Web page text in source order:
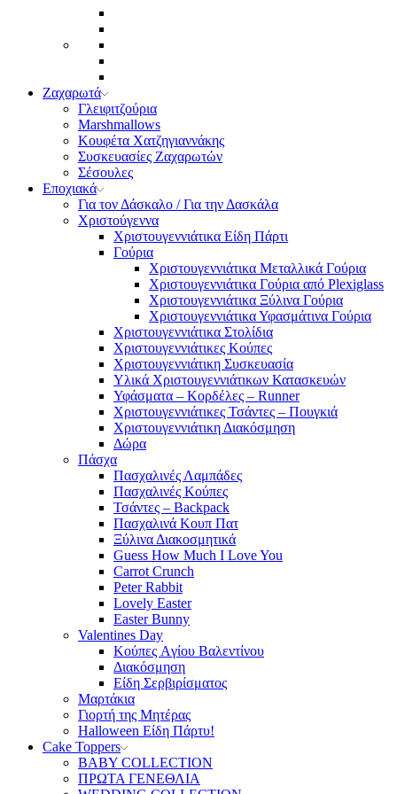
Ζαχαρωτά
Γλειφιτζούρια
Marshmallows
Κουφέτα Χατζηγιαννάκης
Συσκευασίες Ζαχαρωτών
Σέσουλες
Εποχιακά
Για τον Δάσκαλο / Για την Δασκάλα
Χριστούγεννα
Χριστουγεννιάτικα Είδη Πάρτι
Γούρια
Χριστουγεννιάτικα Μεταλλικά Γούρια
Χριστουγεννιάτικα Γούρια από Plexiglass
Χριστουγεννιάτικα Ξύλινα Γούρια
Χριστουγεννιάτικα Υφασμάτινα Γούρια
Χριστουγεννιάτικα Στολίδια
Χριστουγεννιάτικες Κούπες
Χριστουγεννιάτικη Συσκευασία
Υλικά Χριστουγεννιάτικων Κατασκευών
Υφάσματα – Κορδέλες – Runner
Χριστουγεννιάτικες Τσάντες – Πουγκιά
Χριστουγεννιάτικη Διακόσμηση
Δώρα
Πάσχα
Πασχαλινές Λαμπάδες
Πασχαλινές Κούπες
Τσάντες – Backpack
Πασχαλινά Κουπ Πατ
Ξύλινα Διακοσμητικά
Guess How Much I Love You
Carrot Crunch
Peter Rabbit
Lovely Easter
Easter Bunny
Valentines Day
Κούπες Aγίου Βαλεντίνου
Διακόσμηση
Είδη Σερβιρίσματος
Μαρτάκια
Γιορτή της Μητέρας
Halloween Είδη Πάρτυ!
Cake Toppers
BABY COLLECTION
ΠΡΩΤΑ ΓΕΝΕΘΛΙΑ